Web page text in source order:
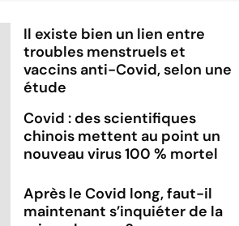
Il existe bien un lien entre
troubles menstruels et
vaccins anti-Covid, selon une
étude
Covid : des scientifiques
chinois mettent au point un
nouveau virus 100 % mortel
Après le Covid long, faut-il
maintenant s’inquiéter de la